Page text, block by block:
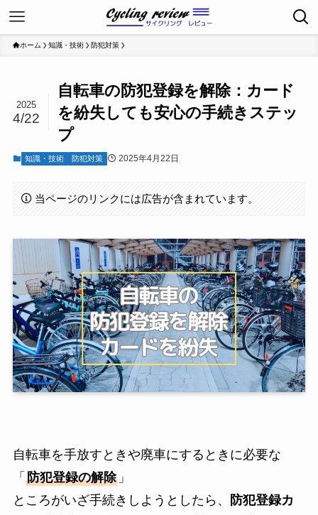
ホーム 知識・技術 防犯対策
自転車の防犯登録を解除：カード
を紛失しても安心の手続きステッ
プ
2025
4/22
知識・技術 防犯対策 2025年4月22日
当ページのリンクには広告が含まれています。
自転車を手放すときや廃車にするときに必要な
「 防犯登録の解除」
ところがいざ手続きしようとしたら、
防犯登録カ